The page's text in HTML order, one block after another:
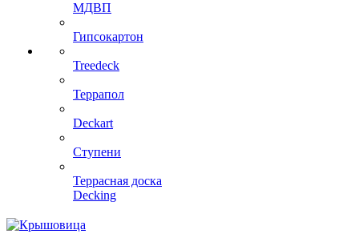
МДВП
Гипсокартон
Treedeck
Террапол
Deckart
Ступени
Террасная доска
Decking